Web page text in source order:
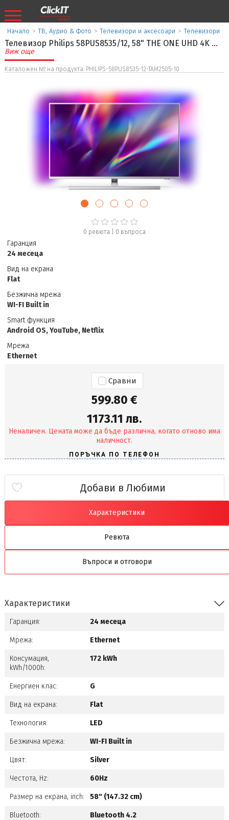
Начало > ТВ, Аудио & Фото > Телевизори и аксесоари > Телевизори
Телевизор Philips 58PUS8535/12, 58" THE ONE UHD 4K ...
Виж още
Каталожен № на продукта: PHILIPS-58PUS8535-12-TAM2505-10
0 ревюта| 0 въпроса
Гаранция
24 месеца
Вид на екрана
Flat
Безжична мрежа
WI-FI Built in
Smart функция
Android OS, YouTube, Netflix
Мрежа
Ethernet
Сравни
599.80 €
1173.11 лв.
Неналичен. Цената може да бъде различна, когато отново има
наличност.
Добави в Любими
Характеристики
Ревюта
Въпроси и отговори
Характеристики
Гаранция: 24 месеца
Мрежа: Ethernet
Консумация,
kWh/1000h:
172 kWh
Енергиен клас: G
Вид на екрана: Flat
Технология: LED
Безжична мрежа: WI-FI Built in
Цвят: Silver
Честота, Hz: 60Hz
Размер на екрана, inch: 58" (147.32 cm)
Bluetooth: Bluetooth 4.2